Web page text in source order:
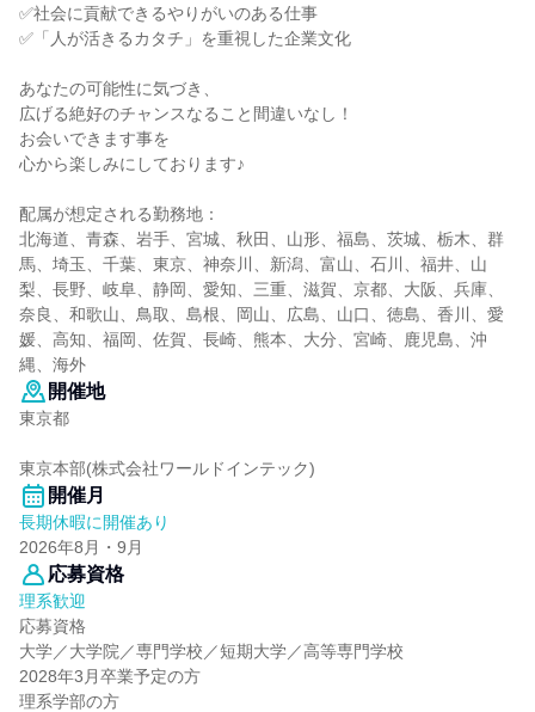
✅社会に貢献できるやりがいのある仕事
✅「人が活きるカタチ」を重視した企業文化
あなたの可能性に気づき、
広げる絶好のチャンスなること間違いなし！
お会いできます事を
心から楽しみにしております♪
配属が想定される勤務地：
北海道、青森、岩手、宮城、秋田、山形、福島、茨城、栃木、群
馬、埼玉、千葉、東京、神奈川、新潟、富山、石川、福井、山
梨、長野、岐阜、静岡、愛知、三重、滋賀、京都、大阪、兵庫、
奈良、和歌山、鳥取、島根、岡山、広島、山口、徳島、香川、愛
媛、高知、福岡、佐賀、長崎、熊本、大分、宮崎、鹿児島、沖
縄、海外
開催地
東京都
東京本部(株式会社ワールドインテック)
開催月
長期休暇に開催あり
2026年8月・9月
応募資格
理系歓迎
応募資格
大学／大学院／専門学校／短期大学／高等専門学校
2028年3月卒業予定の方
理系学部の方